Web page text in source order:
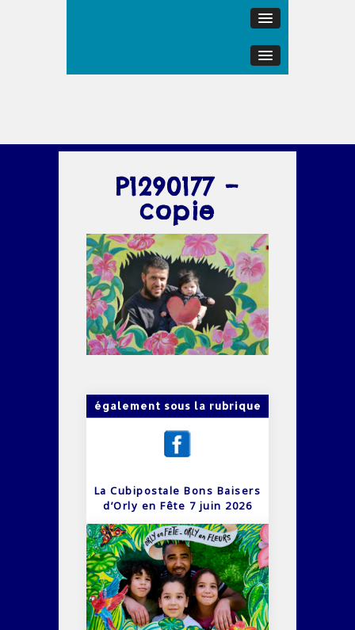
P1290177 –
copie
également sous la rubrique
La Cubipostale Bons Baisers
d’Orly en Fête 7 juin 2026